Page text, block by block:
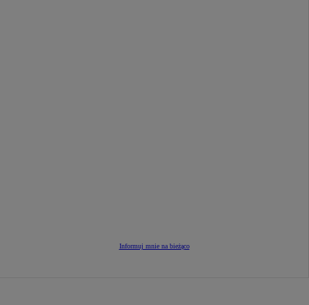
Informuj mnie na bieżąco